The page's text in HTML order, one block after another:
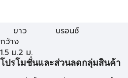
ขาว
บรอนซ์
กว้าง
1.5 ม.2 ม.
โปรโมชั่นและส่วนลดกลุ่มสินค้า